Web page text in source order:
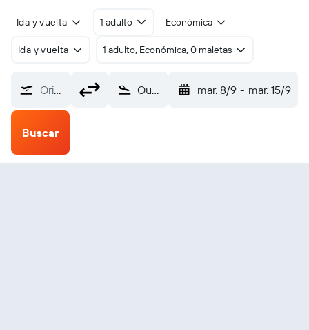
Ida y vuelta 1 adulto Económica
Ida y vuelta 1 adulto, Económica, 0 maletas
Origen Ouessant (OUI) mar. 8/9 - mar. 15/9
Buscar